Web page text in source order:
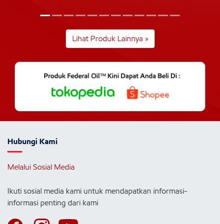
Lihat Produk Lainnya »
Hubungi Kami
Melalui Sosial Media
Ikuti sosial media kami untuk mendapatkan informasi-
informasi penting dari kami